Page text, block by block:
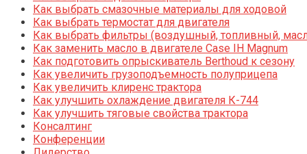
Как выбрать смазочные материалы для ходовой
Как выбрать термостат для двигателя
Как выбрать фильтры (воздушный, топливный,
Как заменить масло в двигателе Case IH Magnum
Как подготовить опрыскиватель Berthoud к сезону
Как увеличить грузоподъемность полуприцепа
Как увеличить клиренс трактора
Как улучшить охлаждение двигателя К-744
Как улучшить тяговые свойства трактора
Консалтинг
Конференции